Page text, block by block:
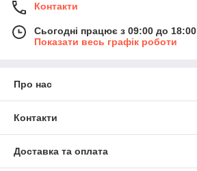
Контакти
Сьогодні працює з 09:00 до 18:00
Показати весь графік роботи
Про нас
Контакти
Доставка та оплата